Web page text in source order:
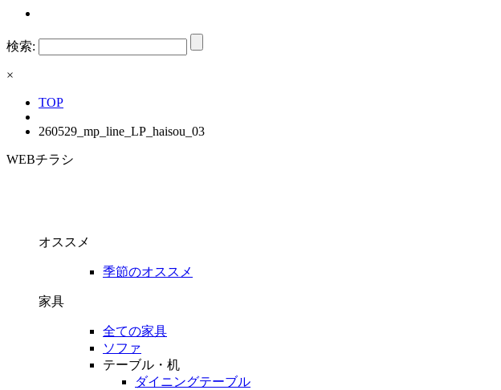
検索:
×
TOP
260529_mp_line_LP_haisou_03
WEBチラシ
オススメ
季節のオススメ
家具
全ての家具
ソファ
テーブル・机
ダイニングテーブル